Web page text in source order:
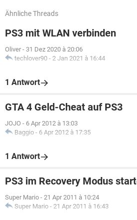
Ähnliche Threads
PS3 mit WLAN verbinden
Oliver - 31 Dez 2020 à 20:06
techlover90 - 2 Jan 2021 à 16:44
1 Antwort
GTA 4 Geld-Cheat auf PS3
JOJO - 6 Apr 2012 à 13:03
Baggio - 6 Apr 2012 à 17:35
1 Antwort
PS3 im Recovery Modus
Super Mario - 21 Apr 2011 à 10:24
Super Mario - 21 Apr 2011 à 16:43